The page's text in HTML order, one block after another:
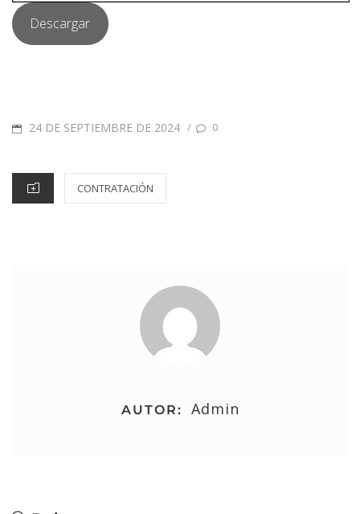
Descargar
24 DE SEPTIEMBRE DE 2024 / 0
CONTRATACIÓN
AUTOR: Admin